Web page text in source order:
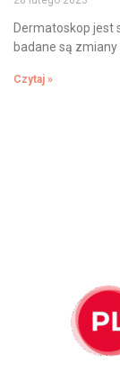
Dermatoskop jest
badane są
Czytaj »